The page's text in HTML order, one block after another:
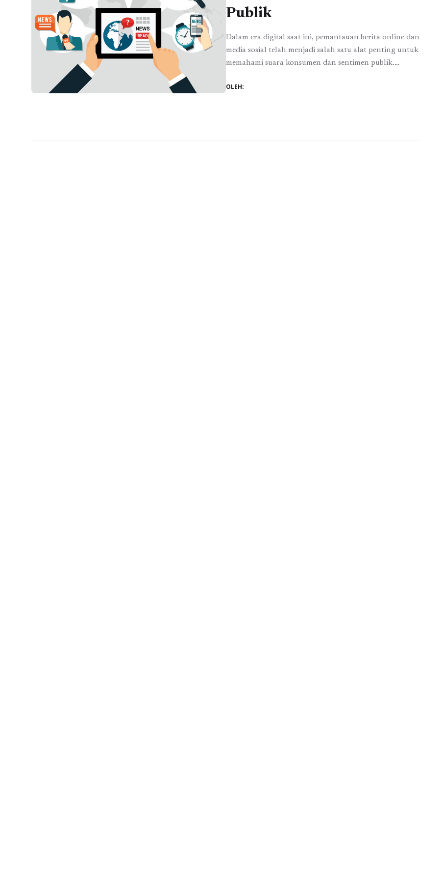
Publik
Dalam era digital saat ini, pemantauan berita online dan
media sosial telah menjadi salah satu alat penting untuk
memahami suara konsumen dan sentimen publik.
harus mampu mengubah informasi yang dihasilkan dari
OLEH: